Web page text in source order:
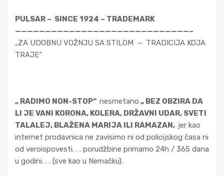
PULSAR – SINCE 1924 – TRADEMARK
—————————————————————————————–
„ZA UDOBNU VOŽNJU SA STILOM – TRADICIJA KOJA
TRAJE“
„ RADIMO NON-STOP“ nesmetano „ BEZ OBZIRA DA
LI JE VANI KORONA, KOLERA, DRŽAVNI UDAR, SVETI
TALALEJ, BLAŽENA MARIJA ILI RAMAZAN, jer kao
internet prodavnica ne zavisimo ni od policijskog časa ni
od veroispovesti. . . porudžbine primamo 24h / 365 dana
u godini. . . (sve kao u Nemačku).